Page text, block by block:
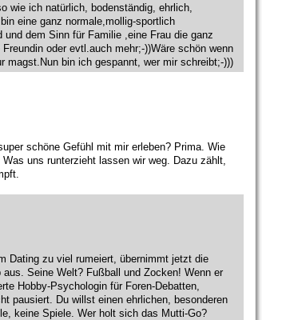
wie ich natürlich, bodenständig, ehrlich,
eine ganz normale,mollig-sportlich
dem Sinn für Familie ,eine Frau die ganz
oder evtl.auch mehr;-))Wäre schön wenn
magst.Nun bin ich gespannt, wer mir schreibt;-)))
schöne Gefühl mit mir erleben? Prima. Wie
uns runterzieht lassen wir weg. Dazu zählt,
Dating zu viel rumeiert, übernimmt jetzt die
Seine Welt? Fußball und Zocken! Wenn er
Hobby-Psychologin für Foren-Debatten,
pausiert. Du willst einen ehrlichen, besonderen
keine Spiele. Wer holt sich das Mutti-Go?